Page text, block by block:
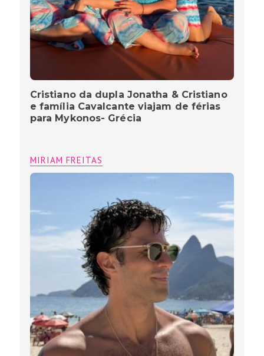
Cristiano da dupla Jonatha & Cristiano
e família Cavalcante viajam de férias
para Mykonos- Grécia
MIRIAM FREITAS